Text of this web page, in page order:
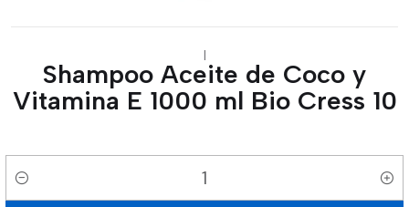
|
Shampoo Aceite de Coco y
Vitamina E 1000 ml Bio Cress 10
Cantidad